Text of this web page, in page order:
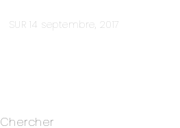
SUR 14 septembre, 2017
Chercher